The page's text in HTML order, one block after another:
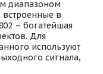
диапазоном
в
– богатейшая
Для
используют
сигнала,